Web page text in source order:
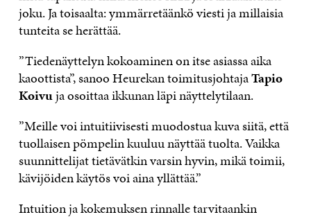
joku. Ja toisaalta: ymmärretäänkö viesti ja millaisia
tunteita se herättää.
”Tiedenäyttelyn kokoaminen on itse asiassa aika
kaoottista”, sanoo Heurekan toimitusjohtajaTapio
Koivuja osoittaa ikkunan läpi näyttelytilaan.
”Meille voi intuitiivisesti muodostua kuva siitä, että
tuollaisen pömpelin kuuluu näyttää tuolta. Vaikka
suunnittelijat tietävätkin varsin hyvin, mikä toimii,
kävijöiden käytös voi aina yllättää.”
Intuition ja kokemuksen rinnalle tarvitaankin